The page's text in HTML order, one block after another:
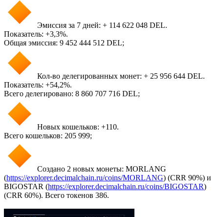
Эмиссия за 7 дней: + 114 622 048 DEL.
Показатель: +3,3%.
Общая эмиссия: 9 452 444 512 DEL;
Кол-во делегированных монет: + 25 956 644 DEL.
Показатель: +54,2%.
Всего делегировано: 8 860 707 716 DEL;
Новых кошельков: +110.
Всего кошельков: 205 999;
Создано 2 новых монеты: MORLANG
(https://explorer.decimalchain.ru/coins/MORLANG) (CRR 90%) и
BIGOSTAR (https://explorer.decimalchain.ru/coins/BIGOSTAR)
(CRR 60%). Всего токенов 386.